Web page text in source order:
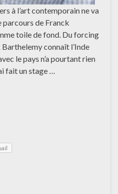
à l’art contemporain ne va
parcours de Franck
toile de fond. Du forcing
connaît l’Inde
le pays n’a pourtant rien
fait un stage …